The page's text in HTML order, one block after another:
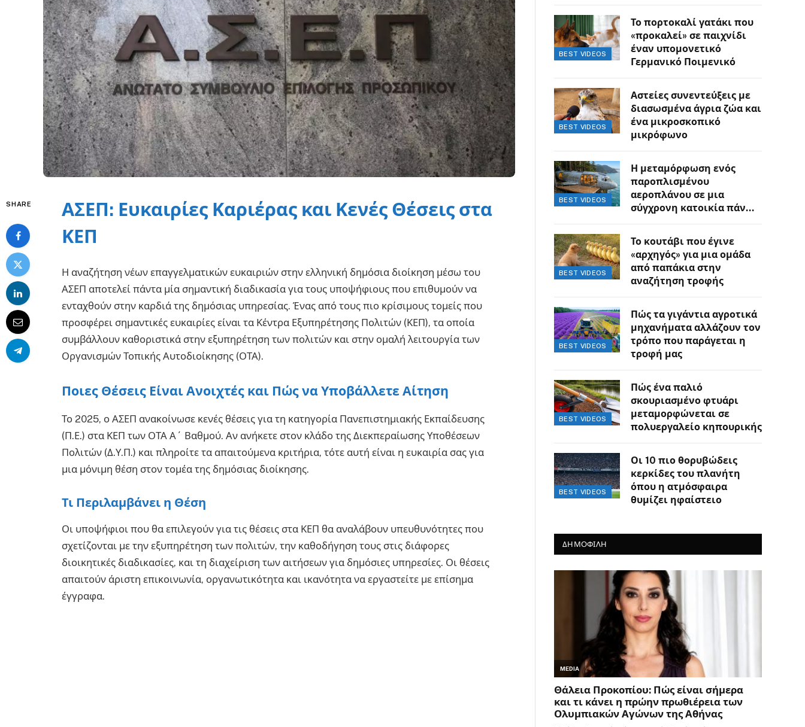
SHARE
ΑΣΕΠ: Ευκαιρίες Καριέρας και Κενές Θέσεις στα
ΚΕΠ
Η αναζήτηση νέων επαγγελματικών ευκαιριών στην ελληνική δημόσια διοίκηση μέσω του
ΑΣΕΠ αποτελεί πάντα μία σημαντική διαδικασία για τους υποψήφιους που επιθυμούν να
ενταχθούν στην καρδιά της δημόσιας υπηρεσίας. Ένας από τους πιο κρίσιμους τομείς που
προσφέρει σημαντικές ευκαιρίες είναι τα Κέντρα Εξυπηρέτησης Πολιτών (ΚΕΠ), τα οποία
συμβάλλουν καθοριστικά στην εξυπηρέτηση των πολιτών και στην ομαλή λειτουργία των
Οργανισμών Τοπικής Αυτοδιοίκησης (ΟΤΑ).
Ποιες Θέσεις Είναι Ανοιχτές και Πώς να Υποβάλλετε Αίτηση
Το 2025, ο ΑΣΕΠ ανακοίνωσε κενές θέσεις για τη κατηγορία Πανεπιστημιακής Εκπαίδευσης
(Π.Ε.) στα ΚΕΠ των ΟΤΑ Α΄ Βαθμού. Αν ανήκετε στον κλάδο της Διεκπεραίωσης Υποθέσεων
Πολιτών (Δ.Υ.Π.) και πληροίτε τα απαιτούμενα κριτήρια, τότε αυτή είναι η ευκαιρία σας για
μια μόνιμη θέση στον τομέα της δημόσιας διοίκησης.
Τι Περιλαμβάνει η Θέση
Οι υποψήφιοι που θα επιλεγούν για τις θέσεις στα ΚΕΠ θα αναλάβουν υπευθυνότητες που
σχετίζονται με την εξυπηρέτηση των πολιτών, την καθοδήγηση τους στις διάφορες
διοικητικές διαδικασίες, και τη διαχείριση των αιτήσεων για δημόσιες υπηρεσίες. Οι θέσεις
απαιτούν άριστη επικοινωνία, οργανωτικότητα και ικανότητα να εργαστείτε με επίσημα
έγγραφα.
BEST VIDEOS
Το πορτοκαλί γατάκι που
«προκαλεί» σε παιχνίδι
έναν υπομονετικό
Γερμανικό Ποιμενικό
BEST VIDEOS
Αστείες συνεντεύξεις με
διασωσμένα άγρια ζώα και
ένα μικροσκοπικό
μικρόφωνο
BEST VIDEOS
Η μεταμόρφωση ενός
παροπλισμένου
αεροπλάνου σε μια
σύγχρονη κατοικία πάνω
BEST VIDEOS
Το κουτάβι που έγινε
«αρχηγός» για μια ομάδα
από παπάκια στην
αναζήτηση τροφής
BEST VIDEOS
Πώς τα γιγάντια αγροτικά
μηχανήματα αλλάζουν τον
τρόπο που παράγεται η
τροφή μας
BEST VIDEOS
Πώς ένα παλιό
σκουριασμένο φτυάρι
μεταμορφώνεται σε
πολυεργαλείο κηπουρικής
BEST VIDEOS
Οι 10 πιο θορυβώδεις
κερκίδες του πλανήτη
όπου η ατμόσφαιρα
θυμίζει ηφαίστειο
ΔΗΜΟΦΙΛΗ